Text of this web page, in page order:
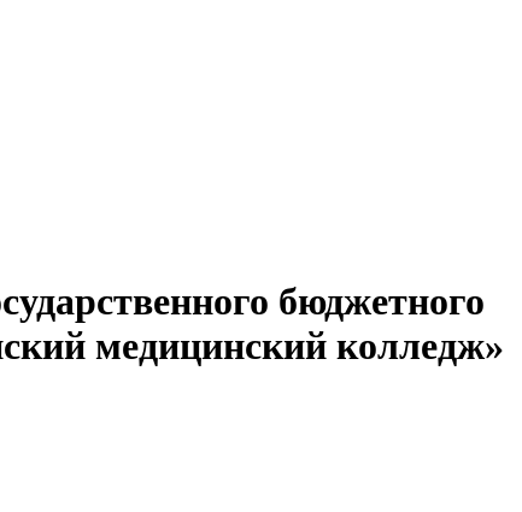
бюджетного
медицинский колледж»